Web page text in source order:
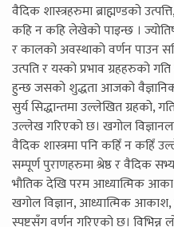
वैदिक शास्त्रहरुमा ब्राह्मण्डको
कहि न कहि लेखेको पाइन्छ । ज्योतिष
र कालको अवस्थाको वर्णन पाउन
उत्पति र यस्को प्रभाव ग्रहहरुको
हुन्छ जसको शुद्धता आजको
सुर्य सिद्धान्तमा उल्लेखित ग्रहको,
उल्लेख गरिएको छ। खगोल
वैदिक शास्त्रमा पनि कहिँ न कहिँ
सम्पूर्ण पुराणहरुमा श्रेष्ठ र वैदिक
भौतिक देखि परम आध्यात्मिक
खगोल विज्ञान, आध्यात्मिक आकाश,
स्पष्टसँग वर्णन गरिएको छ। विभिन्न